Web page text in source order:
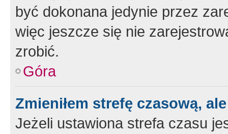
być dokonana jedynie przez
więc jeszcze się nie
zrobić.
Góra
Zmieniłem strefę czasową,
Jeżeli ustawiona strefa czasu